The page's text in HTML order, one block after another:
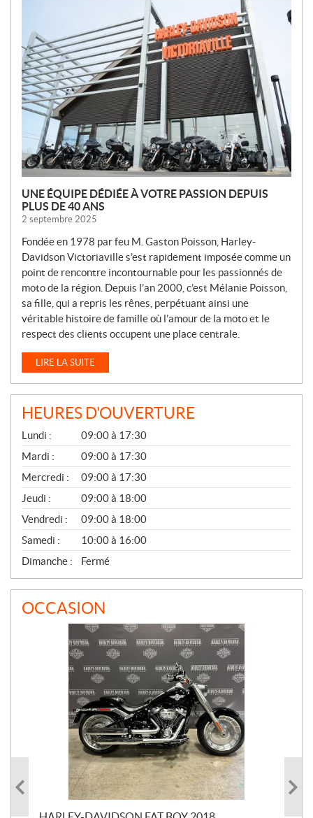
U
V
E
L
L
E
UNE ÉQUIPE DÉDIÉE À VOTRE PASSION DEPUIS
PLUS DE 40 ANS
2 septembre 2025
Fondée en 1978 par feu M. Gaston Poisson, Harley-
Davidson Victoriaville s’est rapidement imposée comme un
point de rencontre incontournable pour les passionnés de
moto de la région. Depuis l’an 2000, c’est Mélanie Poisson,
sa fille, qui a repris les rênes, perpétuant ainsi une
véritable histoire de famille où l’amour de la moto et le
respect des clients occupent une place centrale.
LIRE LA SUITE
HEURES D'OUVERTURE
G
É
N
É
R
A
L
Lundi :
09:00 à 17:30
Mardi :
09:00 à 17:30
Mercredi :
09:00 à 17:30
Jeudi :
09:00 à 18:00
Vendredi :
09:00 à 18:00
Samedi :
10:00 à 16:00
Dimanche :
Fermé
OCCASION